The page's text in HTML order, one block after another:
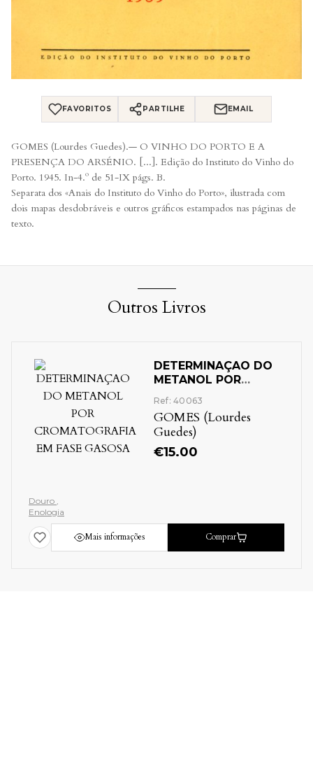
FAVORITOS PARTILHE EMAIL
GOMES (Lourdes Guedes).— O VINHO DO PORTO E A
PRESENÇA DO ARSÉNIO. [...]. Edição do Instituto do Vinho do
Porto. 1945. In-4.º de 51-IX págs. B.
Separata dos «Anais do Instituto do Vinho do Porto», ilustrada com
dois mapas desdobráveis e outros gráficos estampados nas páginas de
texto.
Outros Livros
DETERMINAÇAO DO
METANOL POR
CROMATOGRAFIA
EM FASE GASOSA
Ref: 40063
GOMES (Lourdes
Guedes)
€15.00
Douro
Enologia
Mais informações Comprar